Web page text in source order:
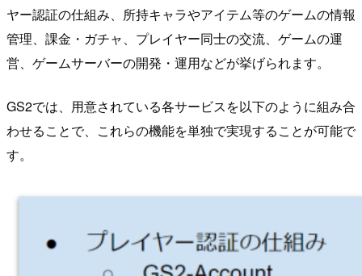
ヤー認証の仕組み、所持キャラやアイテム等のゲームの情報
管理、課金・ガチャ、プレイヤー同士の交流、ゲームの運
営、ゲームサーバーの開発・運用などが挙げられます。
GS2では、用意されている各サービスを以下のように組み合
わせることで、これらの機能を単独で実現することが可能で
す。